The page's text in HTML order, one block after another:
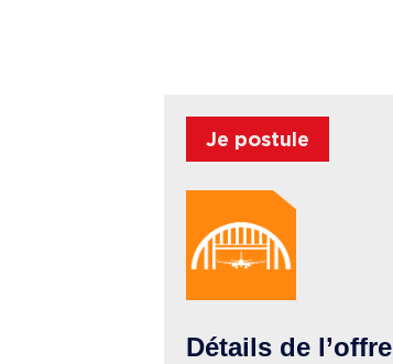
Je postule
Détails de l’offre